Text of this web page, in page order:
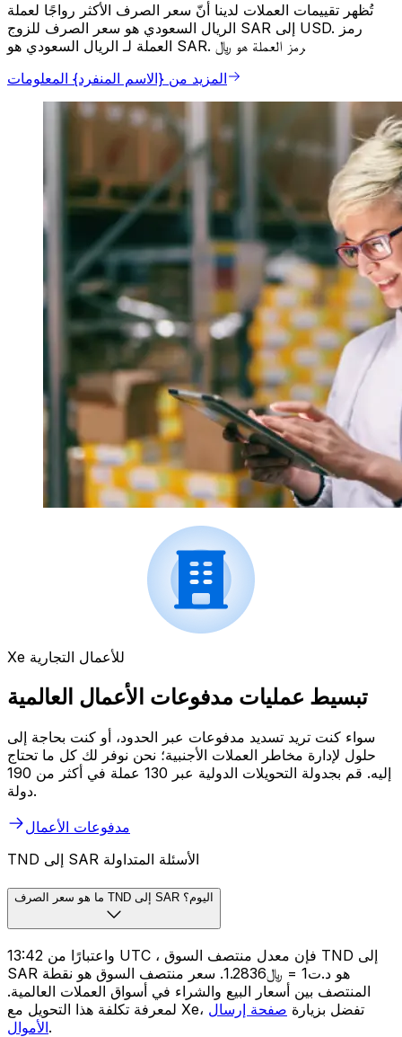
تُظهر تقييمات العملات لدينا أنّ سعر الصرف الأكثر رواجًا لعملة
الريال السعودي هو سعر الصرف للزوج SAR إلى USD. رمز
العملة لـ الريال السعودي هو SAR. رمز العملة هو ﷼.
المزيد من {الاسم المنفرد} المعلومات
Xe للأعمال التجارية
تبسيط عمليات مدفوعات الأعمال العالمية
سواء كنت تريد تسديد مدفوعات عبر الحدود، أو كنت بحاجة إلى
حلول لإدارة مخاطر العملات الأجنبية؛ نحن نوفر لك كل ما تحتاج
إليه. قم بجدولة التحويلات الدولية عبر 130 عملة في أكثر من 190
دولة.
مدفوعات الأعمال
TND إلى SAR الأسئلة المتداولة
ما هو سعر الصرف TND إلى SAR اليوم؟
واعتبارًا من 13:42 UTC ، فإن معدل منتصف السوق TND إلى
SAR هو د.ت1 = ﷼1.2836. سعر منتصف السوق هو نقطة
المنتصف بين أسعار البيع والشراء في أسواق العملات العالمية.
لمعرفة تكلفة هذا التحويل مع Xe، تفضل بزيارة صفحة إرسال
الأموال.